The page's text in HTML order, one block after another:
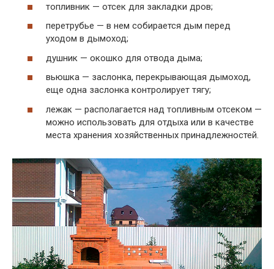
топливник — отсек для закладки дров;
перетрубье — в нем собирается дым перед
уходом в дымоход;
душник — окошко для отвода дыма;
вьюшка — заслонка, перекрывающая дымоход,
еще одна заслонка контролирует тягу;
лежак — располагается над топливным отсеком —
можно использовать для отдыха или в качестве
места хранения хозяйственных принадлежностей.